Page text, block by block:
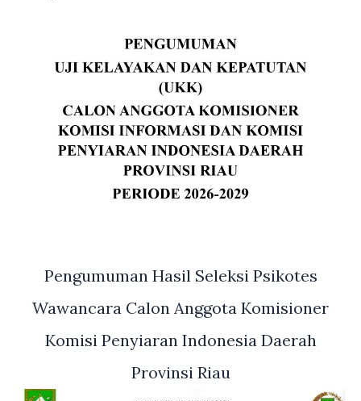
Pengumuman Hasil Seleksi Psikotes
Wawancara Calon Anggota Komisioner
Komisi Penyiaran Indonesia Daerah
Provinsi Riau